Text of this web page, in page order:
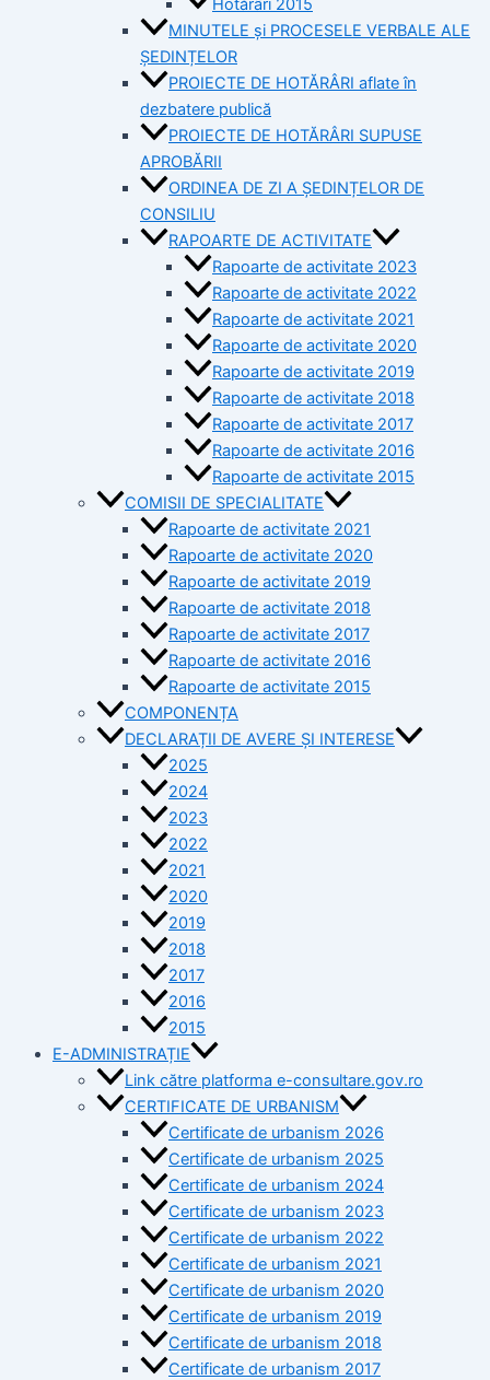
MINUTELE și PROCESELE VERBALE ALE
ȘEDINȚELOR
PROIECTE DE HOTĂRÂRI aflate în
dezbatere publică
PROIECTE DE HOTĂRÂRI SUPUSE
APROBĂRII
ORDINEA DE ZI A ȘEDINȚELOR DE
CONSILIU
RAPOARTE DE ACTIVITATE
Rapoarte de activitate 2023
Rapoarte de activitate 2022
Rapoarte de activitate 2021
Rapoarte de activitate 2020
Rapoarte de activitate 2019
Rapoarte de activitate 2018
Rapoarte de activitate 2017
Rapoarte de activitate 2016
Rapoarte de activitate 2015
COMISII DE SPECIALITATE
Rapoarte de activitate 2021
Rapoarte de activitate 2020
Rapoarte de activitate 2019
Rapoarte de activitate 2018
Rapoarte de activitate 2017
Rapoarte de activitate 2016
Rapoarte de activitate 2015
COMPONENȚA
DECLARAȚII DE AVERE ȘI INTERESE
2025
2024
2023
2022
2021
2020
2019
2018
2017
2016
2015
E-ADMINISTRAȚIE
Link către platforma e-consultare.gov.ro
CERTIFICATE DE URBANISM
Certificate de urbanism 2026
Certificate de urbanism 2025
Certificate de urbanism 2024
Certificate de urbanism 2023
Certificate de urbanism 2022
Certificate de urbanism 2021
Certificate de urbanism 2020
Certificate de urbanism 2019
Certificate de urbanism 2018
Certificate de urbanism 2017